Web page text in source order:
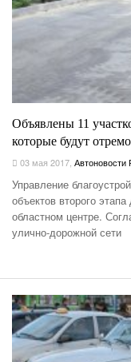
Объявлены 11
которые будут
03 мая 2017 Автоновости
Управление
объектов второго
областном центре.
улично-дорожной сети